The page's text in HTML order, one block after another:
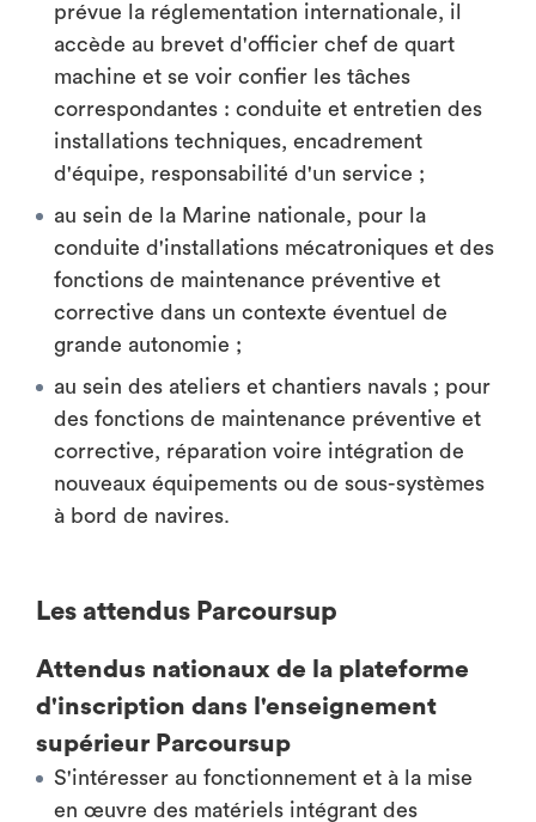
prévue la réglementation internationale, il
accède au brevet d'officier chef de quart
machine et se voir confier les tâches
correspondantes : conduite et entretien des
installations techniques, encadrement
d'équipe, responsabilité d'un service ;
au sein de la Marine nationale, pour la
conduite d'installations mécatroniques et des
fonctions de maintenance préventive et
corrective dans un contexte éventuel de
grande autonomie ;
au sein des ateliers et chantiers navals ; pour
des fonctions de maintenance préventive et
corrective, réparation voire intégration de
nouveaux équipements ou de sous-systèmes
à bord de navires.
Les attendus Parcoursup
Attendus nationaux de la plateforme
d'inscription dans l'enseignement
supérieur Parcoursup
S'intéresser au fonctionnement et à la mise
en œuvre des matériels intégrant des